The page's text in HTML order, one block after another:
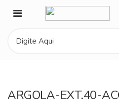
ARGOLA-EXT.40-